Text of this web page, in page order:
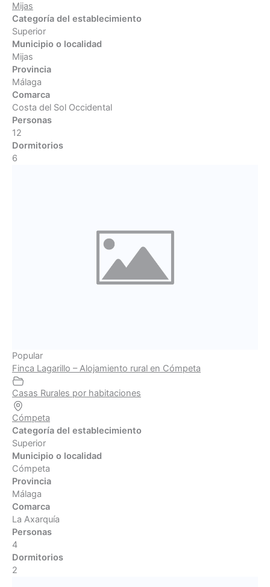
Mijas
Categoría del establecimiento
Superior
Municipio o localidad
Mijas
Provincia
Málaga
Comarca
Costa del Sol Occidental
Personas
12
Dormitorios
6
Popular
Finca Lagarillo – Alojamiento rural en Cómpeta
Casas Rurales por habitaciones
Cómpeta
Categoría del establecimiento
Superior
Municipio o localidad
Cómpeta
Provincia
Málaga
Comarca
La Axarquía
Personas
4
Dormitorios
2